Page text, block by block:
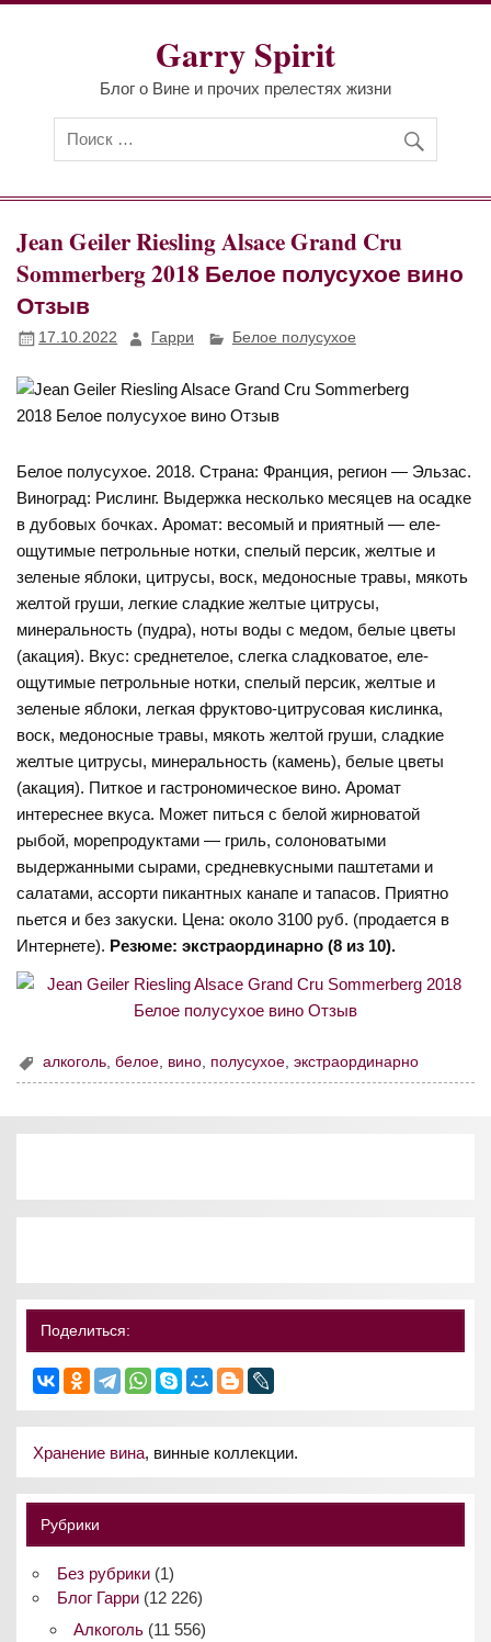
Перейти
Garry Spirit
Блог о Вине и прочих прелестях жизни
Jean Geiler Riesling Alsace Grand Cru
Sommerberg 2018 Белое полусухое вино
Отзыв
17.10.2022 Гарри Белое полусухое
Белое полусухое. 2018. Страна: Франция, регион — Эльзас.
Виноград: Рислинг. Выдержка несколько месяцев на осадке
в дубовых бочках. Аромат: весомый и приятный — еле-
ощутимые петрольные нотки, спелый персик, желтые и
зеленые яблоки, цитрусы, воск, медоносные травы, мякоть
желтой груши, легкие сладкие желтые цитрусы,
минеральность (пудра), ноты воды с медом, белые цветы
(акация). Вкус: среднетелое, слегка сладковатое, еле-
ощутимые петрольные нотки, спелый персик, желтые и
зеленые яблоки, легкая фруктово-цитрусовая кислинка,
воск, медоносные травы, мякоть желтой груши, сладкие
желтые цитрусы, минеральность (камень), белые цветы
(акация). Питкое и гастрономическое вино. Аромат
интереснее вкуса. Может питься с белой жирноватой
рыбой, морепродуктами — гриль, солоноватыми
выдержанными сырами, средневкусными паштетами и
салатами, ассорти пикантных канапе и тапасов. Приятно
пьется и без закуски. Цена: около 3100 руб. (продается в
Интернете). Резюме: экстраординарно (8 из 10).
алкоголь,белое, вино, полусухое,экстраординарно
Поделиться:
Хранение вина, винные коллекции.
Рубрики
Без рубрики(1)
Блог Гарри(12 226)
Алкоголь(11 556)